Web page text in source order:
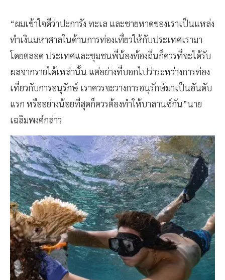
“ผมเข้าใจดีว่าปะการัง ทะเล และชายหาดของเราเป็นแหล่ง
ทำเงินมหาศาลในด้านการท่องเที่ยวให้กับประเทศเรามา
โดยตลอด ประเทศและชุมชนพี่น้องท้องถิ่นก็ควรที่จะได้รับ
ผลจากรายได้เหล่านั้น แต่อย่างที่บอกไปว่าระหว่างการท่อง
เที่ยวกับการอนุรักษ์ เราควรจะวางการอนุรักษ์มาเป็นอันดับ
แรก หรืออย่างน้อยที่สุดก็ควรต้องทำให้บาลานซ์กัน”นาย
เฉลิมพงศ์กล่าว